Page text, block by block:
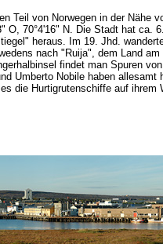
Teil von Norwegen in der Nähe
O, 70°4'16" N. Die Stadt hat ca.
heraus. Im 19. Jhd.
nach "Ruija", dem Land am
findet man Spuren
Umberto Nobile haben allesamt
die Hurtigrutenschiffe auf ihrem